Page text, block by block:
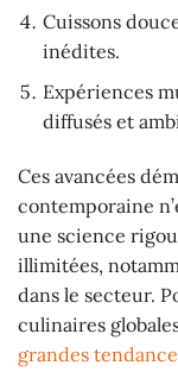
Cuissons
inédites.
Expériences
diffusés et
Ces avancées
contemporaine
une science
illimitées,
dans le secteur.
culinaires
grandes